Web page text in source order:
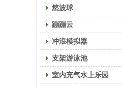
悠波球
蹦蹦云
冲浪模拟器
支架游泳池
室内充气水上乐园